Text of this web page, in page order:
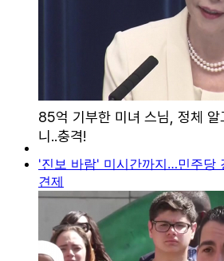
'진보 바람' 미시간까지…민주당
견제